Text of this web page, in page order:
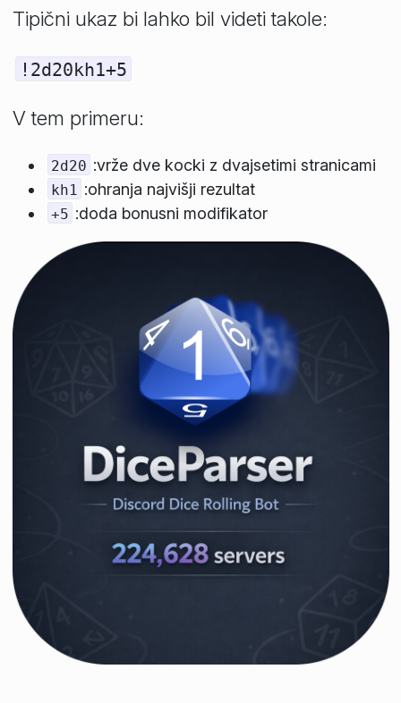
Tipični ukaz bi lahko bil videti takole:
!2d20kh1+5
V tem primeru:
2d20 :vrže dve kocki z dvajsetimi stranicami
kh1 :ohranja najvišji rezultat
+5 :doda bonusni modifikator